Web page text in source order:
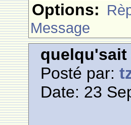
Options:
Message
quelqu'sait
Posté par:
Date: 23